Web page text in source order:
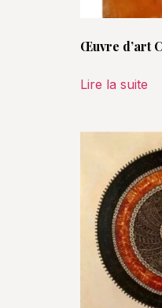
Œuvre d’art
Lire la suite